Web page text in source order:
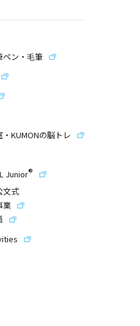
ペン・毛筆
KUMONの脳トレ
Junior®
文式
業